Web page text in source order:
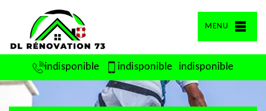
MENU
indisponible indisponible indisponible